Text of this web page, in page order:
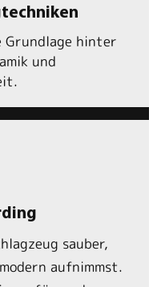
Grundlage hinter
und
sauber,
aufnimmst.